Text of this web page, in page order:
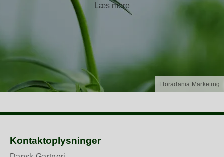
Læs mere
Floradania Marketing
Kontaktoplysninger